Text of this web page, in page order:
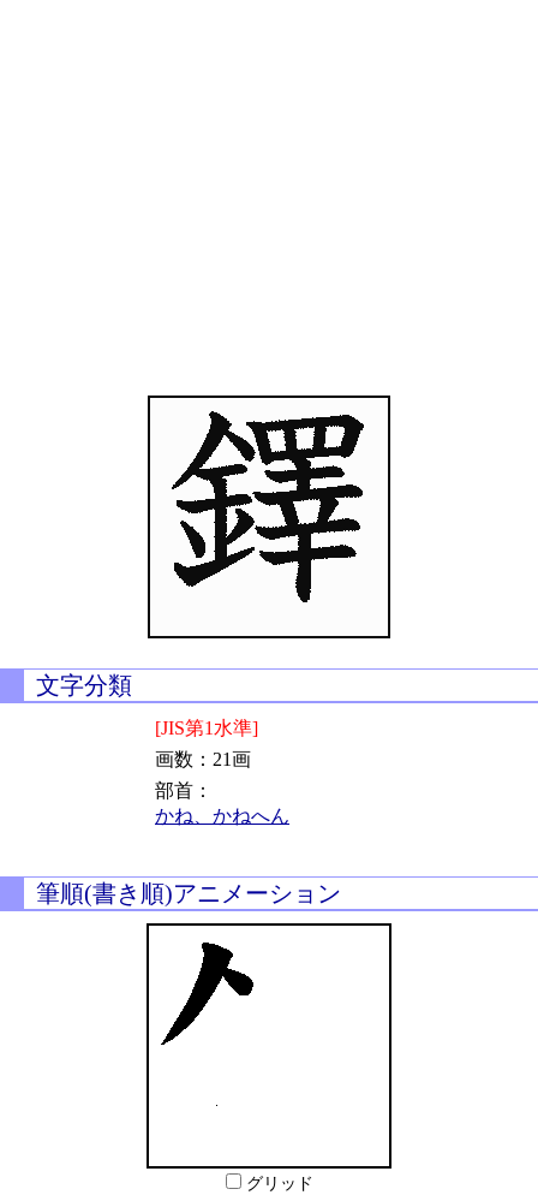
文字分類
[JIS第1水準]
画数：21画
部首：
かね、かねへん
筆順(書き順)アニメーション
グリッド